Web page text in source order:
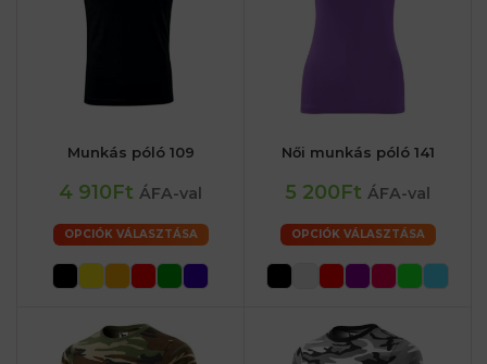
Munkás póló 109
4 910Ft ÁFA-val
OPCIÓK VÁLASZTÁSA
Női munkás póló 141
5 200Ft ÁFA-val
OPCIÓK VÁLASZTÁSA